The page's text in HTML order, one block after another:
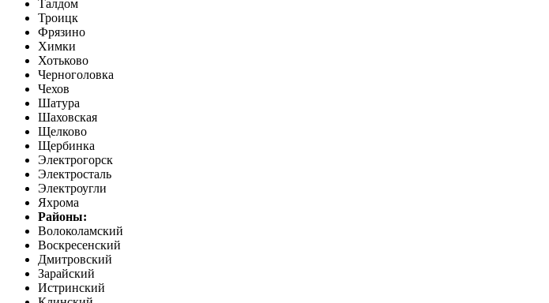
Талдом
Троицк
Фрязино
Химки
Хотьково
Черноголовка
Чехов
Шатура
Шаховская
Щелково
Щербинка
Электрогорск
Электросталь
Электроугли
Яхрома
Районы:
Волоколамский
Воскресенский
Дмитровский
Зарайский
Истринский